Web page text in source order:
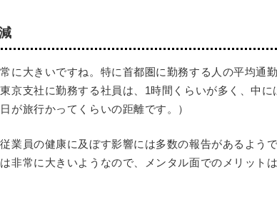
に大きいですね。特に首都圏に勤務する人の平均通
京支社に勤務する社員は、1時間くらいが多く、中
が旅行かってくらいの距離です。）
業員の健康に及ぼす影響には多数の報告があるよう
非常に大きいようなので、メンタル面でのメリット